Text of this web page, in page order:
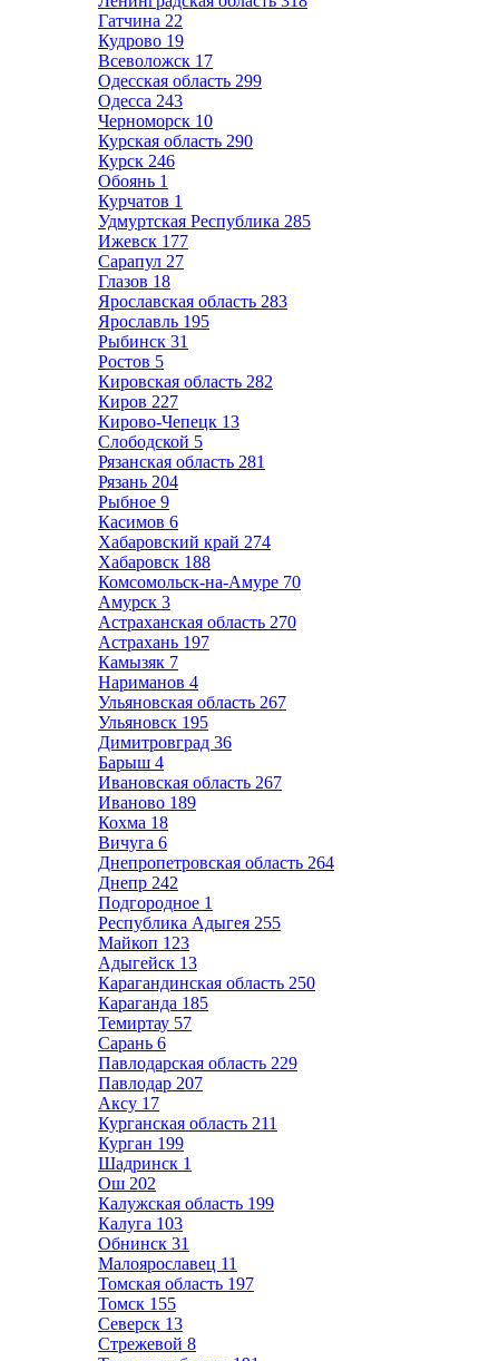
Гатчина 22
Кудрово 19
Всеволожск 17
Одесская область 299
Одесса 243
Черноморск 10
Курская область 290
Курск 246
Обоянь 1
Курчатов 1
Удмуртская Республика 285
Ижевск 177
Сарапул 27
Глазов 18
Ярославская область 283
Ярославль 195
Рыбинск 31
Ростов 5
Кировская область 282
Киров 227
Кирово-Чепецк 13
Слободской 5
Рязанская область 281
Рязань 204
Рыбное 9
Касимов 6
Хабаровский край 274
Хабаровск 188
Комсомольск-на-Амуре 70
Амурск 3
Астраханская область 270
Астрахань 197
Камызяк 7
Нариманов 4
Ульяновская область 267
Ульяновск 195
Димитровград 36
Барыш 4
Ивановская область 267
Иваново 189
Кохма 18
Вичуга 6
Днепропетровская область 264
Днепр 242
Подгородное 1
Республика Адыгея 255
Майкоп 123
Адыгейск 13
Карагандинская область 250
Караганда 185
Темиртау 57
Сарань 6
Павлодарская область 229
Павлодар 207
Аксу 17
Курганская область 211
Курган 199
Шадринск 1
Ош 202
Калужская область 199
Калуга 103
Обнинск 31
Малоярославец 11
Томская область 197
Томск 155
Северск 13
Стрежевой 8